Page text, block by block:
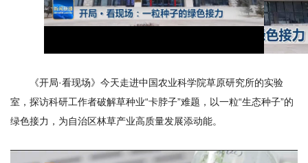
学
作
Video
《开局·看现场》今天走进中国农业科学院草原研究所的实验
室，探访科研工作者破解草种业“卡脖子”难题，以一粒“生态种子”的
绿色接力，为自治区林草产业高质量发展添动能。